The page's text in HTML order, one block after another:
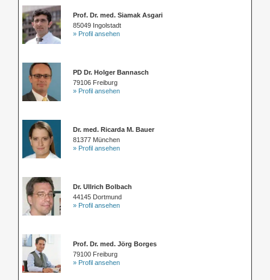
Prof. Dr. med. Siamak Asgari
85049 Ingolstadt
» Profil ansehen
PD Dr. Holger Bannasch
79106 Freiburg
» Profil ansehen
Dr. med. Ricarda M. Bauer
81377 München
» Profil ansehen
Dr. Ullrich Bolbach
44145 Dortmund
» Profil ansehen
Prof. Dr. med. Jörg Borges
79100 Freiburg
» Profil ansehen